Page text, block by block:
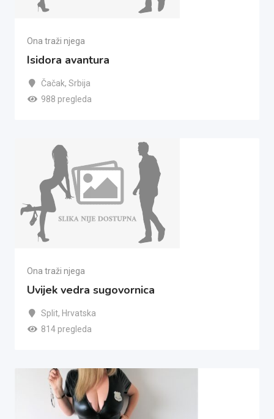
Ona traži njega
Isidora avantura
Čačak, Srbija
988 pregleda
Ona traži njega
Uvijek vedra sugovornica
Split, Hrvatska
814 pregleda